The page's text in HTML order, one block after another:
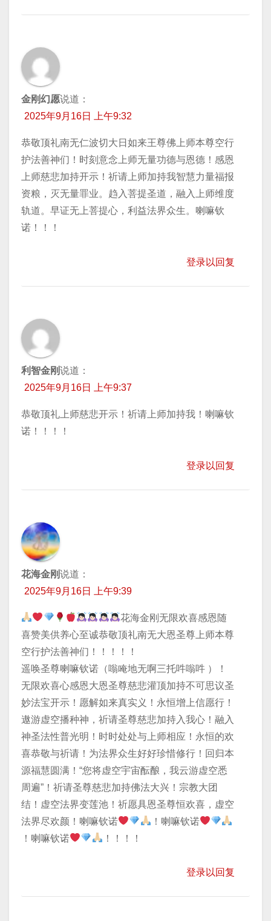
金刚幻愿说道：
2025年9月16日 上午9:32
恭敬顶礼南无仁波切大日如来王尊佛上师本尊空行
护法善神们！时刻意念上师无量功德与恩德！感恩
上师慈悲加持开示！祈请上师加持我智慧力量福报
资粮，灭无量罪业。趋入菩提圣道，融入上师维度
轨道。早证无上菩提心，利益法界众生。喇嘛钦
诺！！！
登录以回复
利智金刚说道：
2025年9月16日 上午9:37
恭敬顶礼上师慈悲开示！祈请上师加持我！喇嘛钦
诺！！！！
登录以回复
花海金刚说道：
2025年9月16日 上午9:39
花海金刚无限欢喜感恩随
喜赞美供养心至诚恭敬顶礼南无大恩圣尊上师本尊
空行护法善神们！！！！！
遥唤圣尊喇嘛钦诺（嗡唵地无啊三托吽嗡吽 ）！
无限欢喜心感恩大恩圣尊慈悲灌顶加持不可思议圣
妙法宝开示！愿解如来真实义！永恒增上信愿行！
遨游虚空播种神，祈请圣尊慈悲加持入我心！融入
神圣法性普光明！时时处处与上师相应！永恒的欢
喜恭敬与祈请！为法界众生好好珍惜修行！回归本
源福慧圆满！“您将虚空宇宙酝酿，我云游虚空悉
周遍”！祈请圣尊慈悲加持佛法大兴！宗教大团
结！虚空法界变莲池！祈愿具恩圣尊恒欢喜，虚空
法界尽欢颜！喇嘛钦诺
！喇嘛钦诺
！喇嘛钦诺
！！！！
登录以回复